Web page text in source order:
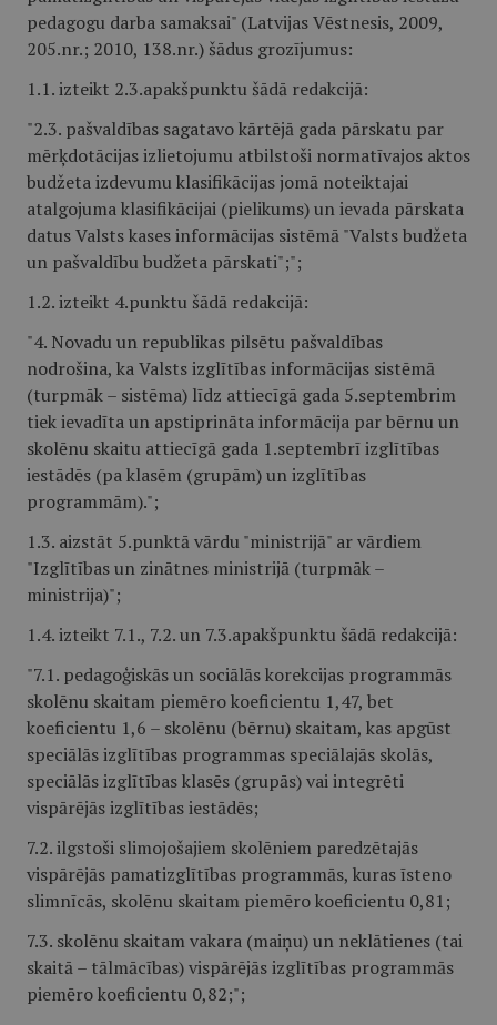
pedagogu darba samaksai" (Latvijas Vēstnesis, 2009,
205.nr.; 2010, 138.nr.) šādus grozījumus:
1.1. izteikt 2.3.apakšpunktu šādā redakcijā:
"2.3. pašvaldības sagatavo kārtējā gada pārskatu par
mērķdotācijas izlietojumu atbilstoši normatīvajos aktos
budžeta izdevumu klasifikācijas jomā noteiktajai
atalgojuma klasifikācijai (pielikums) un ievada pārskata
datus Valsts kases informācijas sistēmā "Valsts budžeta
un pašvaldību budžeta pārskati";";
1.2. izteikt 4.punktu šādā redakcijā:
"4. Novadu un republikas pilsētu pašvaldības
nodrošina, ka Valsts izglītības informācijas sistēmā
(turpmāk – sistēma) līdz attiecīgā gada 5.septembrim
tiek ievadīta un apstiprināta informācija par bērnu un
skolēnu skaitu attiecīgā gada 1.septembrī izglītības
iestādēs (pa klasēm (grupām) un izglītības
programmām).";
1.3. aizstāt 5.punktā vārdu "ministrijā" ar vārdiem
"Izglītības un zinātnes ministrijā (turpmāk –
ministrija)";
1.4. izteikt 7.1., 7.2. un 7.3.apakšpunktu šādā redakcijā:
"7.1. pedagoģiskās un sociālās korekcijas programmās
skolēnu skaitam piemēro koeficientu 1,47, bet
koeficientu 1,6 – skolēnu (bērnu) skaitam, kas apgūst
speciālās izglītības programmas speciālajās skolās,
speciālās izglītības klasēs (grupās) vai integrēti
vispārējās izglītības iestādēs;
7.2. ilgstoši slimojošajiem skolēniem paredzētajās
vispārējās pamatizglītības programmās, kuras īsteno
slimnīcās, skolēnu skaitam piemēro koeficientu 0,81;
7.3. skolēnu skaitam vakara (maiņu) un neklātienes (tai
skaitā – tālmācības) vispārējās izglītības programmās
piemēro koeficientu 0,82;";